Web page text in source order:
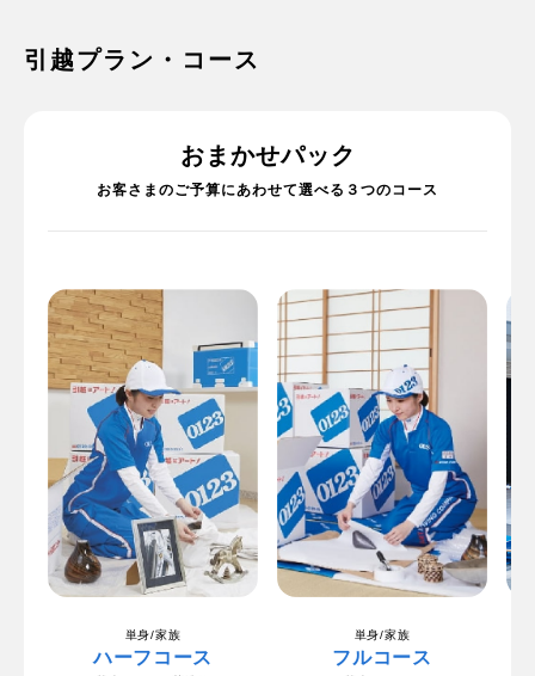
引越プラン・コース
おまかせパック
お客さまのご予算にあわせて選べる３つのコース
単身/家族
ハーフコース
単身/家族
フルコース